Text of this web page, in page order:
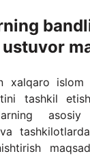
ustuvor
xalqaro islom
tashkil
asosiy